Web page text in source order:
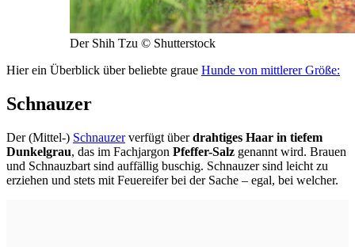
Der Shih Tzu © Shutterstock
Hier ein Überblick über beliebte graue Hunde von mittlerer Größe:
Schnauzer
Der (Mittel-) Schnauzerverfügt überdrahtiges Haar in tiefem
Dunkelgrau, das im Fachjargon Pfeffer-Salz genannt wird. Brauen
und Schnauzbart sind auffällig buschig. Schnauzer sind leicht zu
erziehen und stets mit Feuereifer bei der Sache – egal, bei welcher.